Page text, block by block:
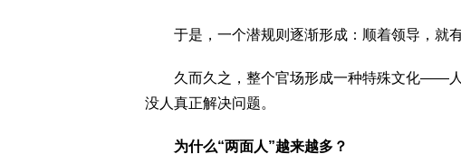
于是，一个潜规则逐渐形成：顺着领导，就有
久而久之，整个官场形成一种特殊文化——人
没人真正解决问题。
为什么“两面人”越来越多？